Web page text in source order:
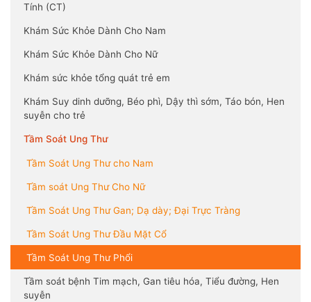
Tính (CT)
Khám Sức Khỏe Dành Cho Nam
Khám Sức Khỏe Dành Cho Nữ
Khám sức khỏe tổng quát trẻ em
Khám Suy dinh dưỡng, Béo phì, Dậy thì sớm, Táo bón, Hen
suyễn cho trẻ
Tầm Soát Ung Thư
Tầm Soát Ung Thư cho Nam
Tầm soát Ung Thư Cho Nữ
Tầm Soát Ung Thư Gan; Dạ dày; Đại Trực Tràng
Tầm Soát Ung Thư Đầu Mặt Cổ
Tầm Soát Ung Thư Phổi
Tầm soát bệnh Tim mạch, Gan tiêu hóa, Tiểu đường, Hen
suyễn